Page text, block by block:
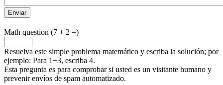
Math question (7 + 2 =)
Resuelva este simple problema matemático y escriba la solución; por
ejemplo: Para 1+3, escriba 4.
Esta pregunta es para comprobar si usted es un visitante humano y
prevenir envíos de spam automatizado.